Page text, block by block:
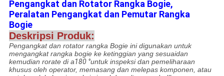
Pengangkat dan Rotator Rangka Bogie,
Peralatan Pengangkat dan Pemutar Rangka
Bogie
Deskripsi Produk:
Pengangkat dan rotator rangka Bogie ini digunakan untuk
mengangkat rangka bogie ke ketinggian yang sesuaidan
kemudian rorate di a180 °untuk inspeksi dan pemeliharaan
khusus oleh operator, memasang dan melepas komponen, atau